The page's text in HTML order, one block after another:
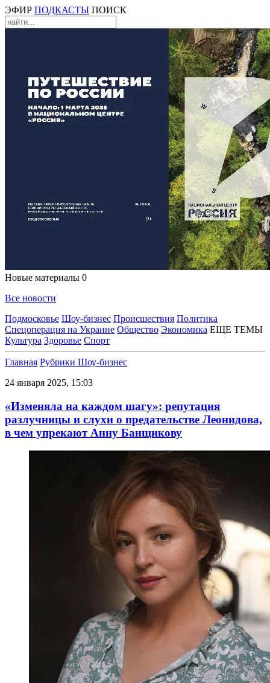
ЭФИР ПОДКАСТЫ ПОИСК
Новые материалы 0
Все новости
Подмосковье Шоу-бизнес Происшествия Политика
Спецоперация на Украине Общество Экономика ЕЩЕ ТЕМЫ
Культура Здоровье Спорт
Главная Рубрики Шоу-бизнес
24 января 2025, 15:03
«Изменяла на каждом шагу»: репутация
разлучницы и слухи о предательстве Леонидова,
в чем упрекают Анну Банщикову